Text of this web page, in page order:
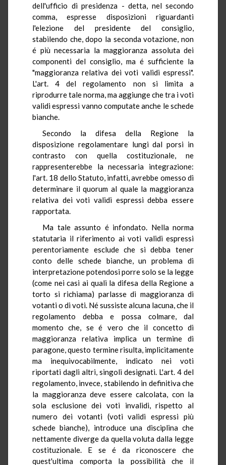
dell'ufficio di presidenza - detta, nel secondo
comma, espresse disposizioni riguardanti
l'elezione del presidente del consiglio,
stabilendo che, dopo la seconda votazione, non
é più necessaria la maggioranza assoluta dei
componenti del consiglio, ma é sufficiente la
"maggioranza relativa dei voti validi espressi".
L'art. 4 del regolamento non si limita a
riprodurre tale norma, ma aggiunge che tra i voti
validi espressi vanno computate anche le schede
bianche.
Secondo la difesa della Regione la
disposizione regolamentare lungi dal porsi in
contrasto con quella costituzionale, ne
rappresenterebbe la necessaria integrazione:
l'art. 18 dello Statuto, infatti, avrebbe omesso di
determinare il quorum al quale la maggioranza
relativa dei voti validi espressi debba essere
rapportata.
Ma tale assunto é infondato. Nella norma
statutaria il riferimento ai voti validi espressi
perentoriamente esclude che si debba tener
conto delle schede bianche, un problema di
interpretazione potendosi porre solo se la legge
(come nei casi ai quali la difesa della Regione a
torto si richiama) parlasse di maggioranza di
votanti o di voti. Né sussiste alcuna lacuna, che il
regolamento debba e possa colmare, dal
momento che, se é vero che il concetto di
maggioranza relativa implica un termine di
paragone, questo termine risulta, implicitamente
ma inequivocabilmente, indicato nei voti
riportati dagli altri, singoli designati. L'art. 4 del
regolamento, invece, stabilendo in definitiva che
la maggioranza deve essere calcolata, con la
sola esclusione dei voti invalidi, rispetto al
numero dei votanti (voti validi espressi più
schede bianche), introduce una disciplina che
nettamente diverge da quella voluta dalla legge
costituzionale. E se é da riconoscere che
quest'ultima comporta la possibilità che il